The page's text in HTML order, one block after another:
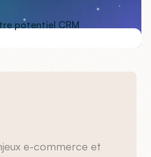
potentiel CRM
e-commerce et